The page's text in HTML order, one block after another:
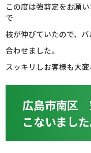
この度は強剪定をお願
で
枝が伸びていたので、
合わせました。
スッキリしお客様も大
広島市南区
こないました